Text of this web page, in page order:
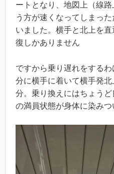
ートとなり、地図上（線
う方が速くなってしまっ
いました。横手と北上を
復しかありません
ですから乗り遅れをする
分に横手に着いて横手発
分。乗り換えにはちょう
の満員状態が身体に染みつ